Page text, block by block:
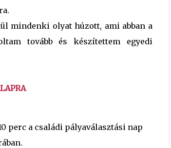
mindenki olyat húzott, ami abban a
tovább és készítettem egyedi
perc a családi pályaválasztási nap